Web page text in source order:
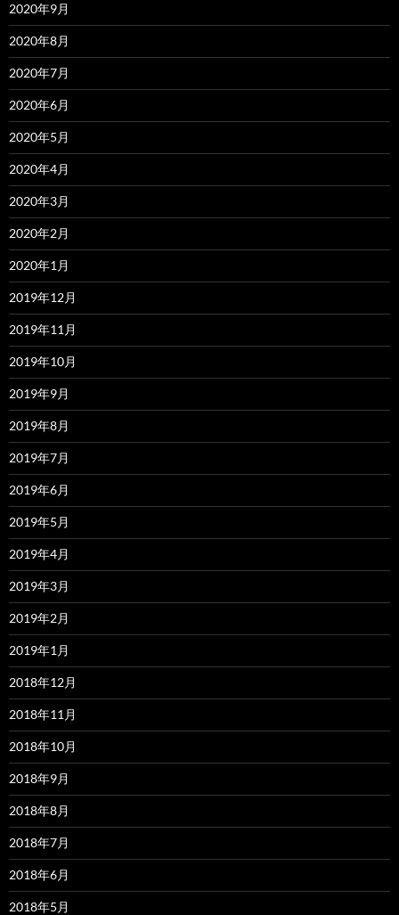
2020年9月
2020年8月
2020年7月
2020年6月
2020年5月
2020年4月
2020年3月
2020年2月
2020年1月
2019年12月
2019年11月
2019年10月
2019年9月
2019年8月
2019年7月
2019年6月
2019年5月
2019年4月
2019年3月
2019年2月
2019年1月
2018年12月
2018年11月
2018年10月
2018年9月
2018年8月
2018年7月
2018年6月
2018年5月